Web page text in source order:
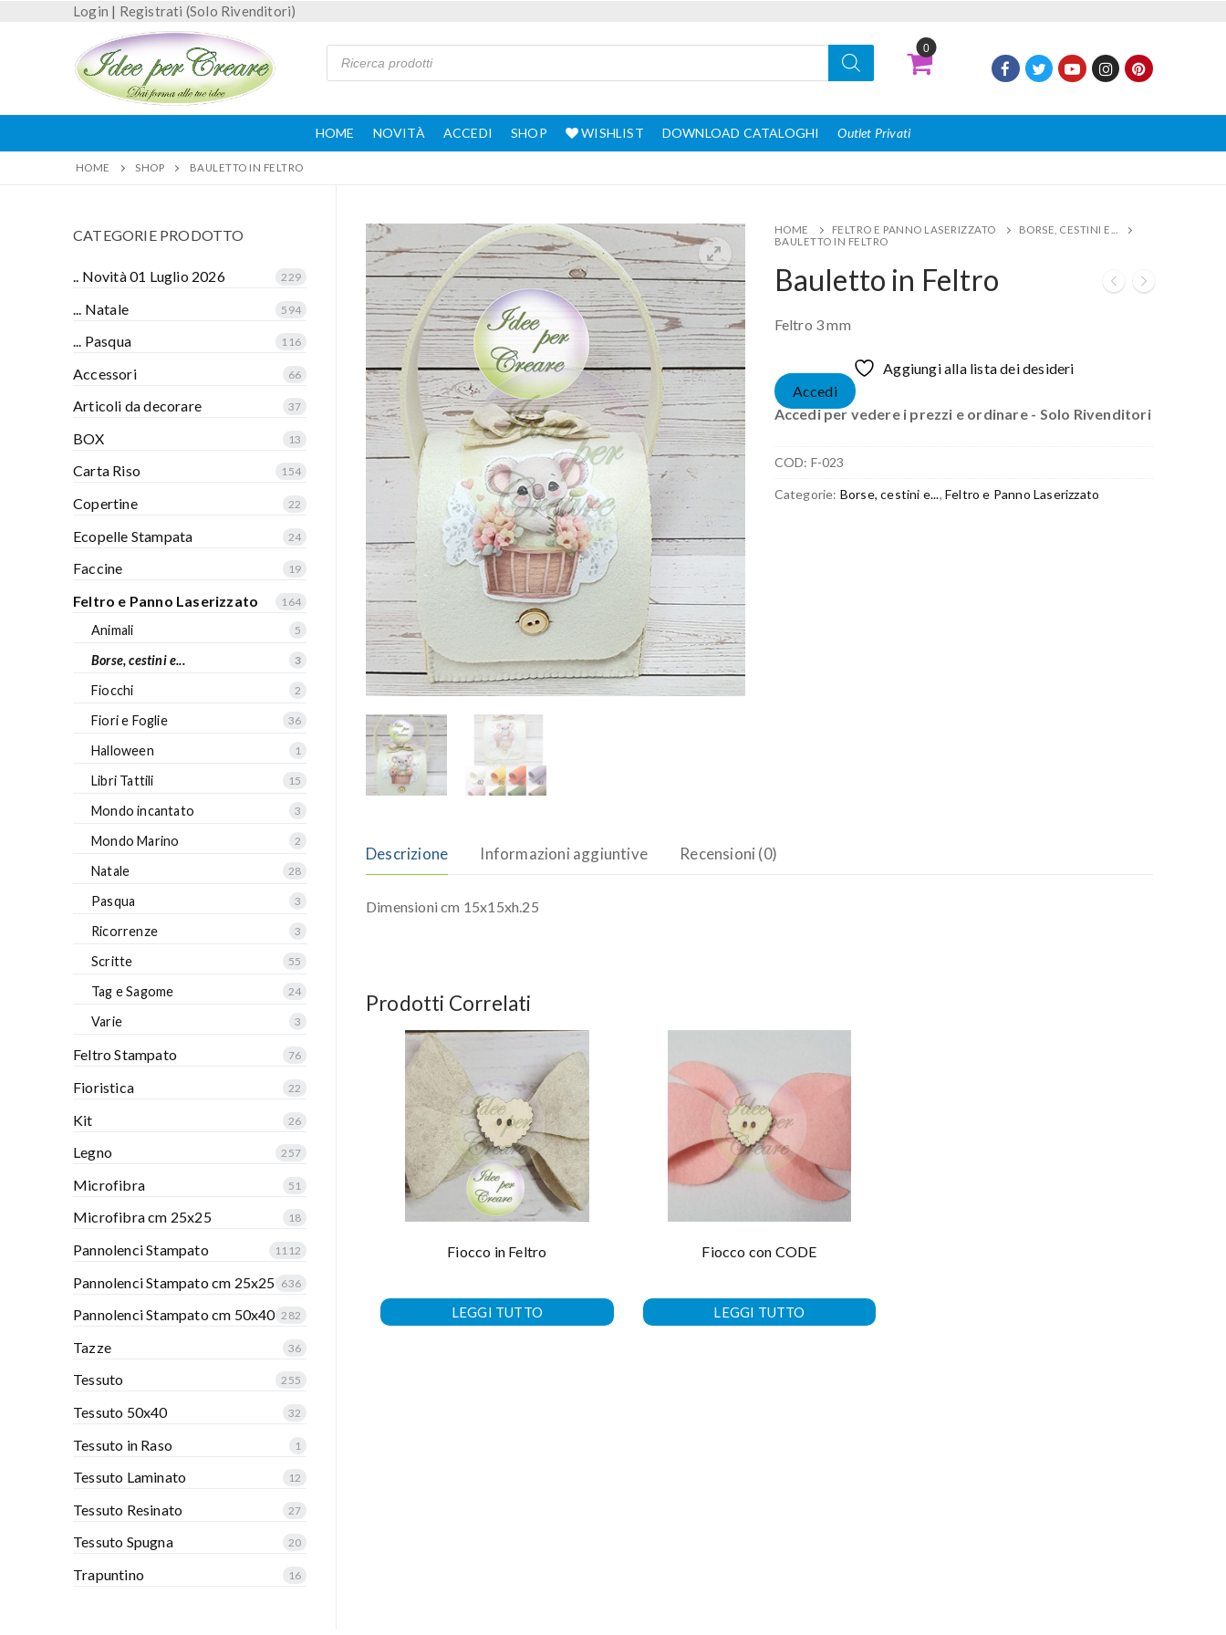
0
Login | Registrati (Solo Rivenditori)
HOME NOVITÀ ACCEDI SHOP WISHLIST DOWNLOAD CATALOGHI Outlet Privati
HOME SHOP BAULETTO IN FELTRO
HOME FELTRO E PANNO LASERIZZATO
BORSE, CESTINI E...
BAULETTO IN FELTRO
Bauletto in Feltro
Feltro 3 mm
Aggiungi alla lista dei desideri
Accedi
Accedi per vedere i prezzi e ordinare - Solo Rivenditori
COD: F-023
Categorie: Borse, cestini e..., Feltro e Panno Laserizzato
Descrizione Informazioni aggiuntive Recensioni (0)
Dimensioni cm 15x15xh.25
Prodotti Correlati
Fiocco in Feltro
LEGGI TUTTO
Fiocco con CODE
LEGGI TUTTO
CATEGORIE PRODOTTO
.. Novità 01 Luglio 2026 229
... Natale 594
... Pasqua 116
Accessori 66
Articoli da decorare 37
BOX 13
Carta Riso 154
Copertine 22
Ecopelle Stampata 24
Faccine 19
Feltro e Panno Laserizzato 164
Animali 5
Borse, cestini e... 3
Fiocchi 2
Fiori e Foglie 36
Halloween 1
Libri Tattili 15
Mondo incantato 3
Mondo Marino 2
Natale 28
Pasqua 3
Ricorrenze 3
Scritte 55
Tag e Sagome 24
Varie 3
Feltro Stampato 76
Fioristica 22
Kit 26
Legno 257
Microfibra 51
Microfibra cm 25x25 18
Pannolenci Stampato 1112
Pannolenci Stampato cm 25x25 636
Pannolenci Stampato cm 50x40 282
Tazze 36
Tessuto 255
Tessuto 50x40 32
Tessuto in Raso 1
Tessuto Laminato 12
Tessuto Resinato 27
Tessuto Spugna 20
Trapuntino 16